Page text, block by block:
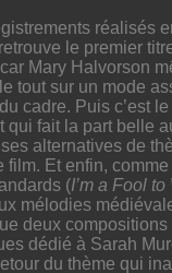
réalisés
le premier
Mary Halvorson
tout sur un mode
cadre. Puis c’est
fait la part belle
alternatives de
Et enfin,
(I’m a Fool
mélodies
deux compositions
dédié à Sarah
tour du thème qui